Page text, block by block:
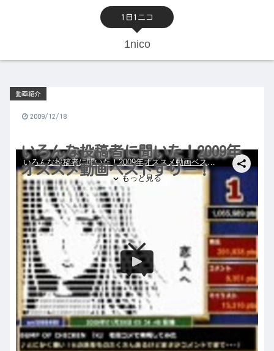
1日1ニコ
1nico
いろんな投稿者に聞いた！2009年
オススメ動画ベストすりー！
動画紹介
2009/12/18